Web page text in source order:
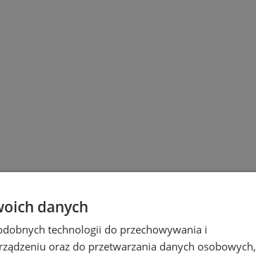
danych
technologii do przechowywania i
oraz do przetwarzania danych osobowych,